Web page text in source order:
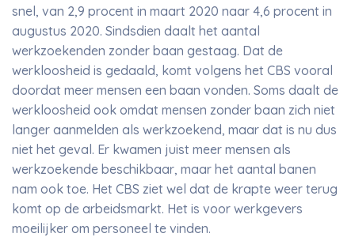
snel, van 2,9 procent in maart 2020 naar 4,6 procent in
augustus 2020. Sindsdien daalt het aantal
werkzoekenden zonder baan gestaag. Dat de
werkloosheid is gedaald, komt volgens het CBS vooral
doordat meer mensen een baan vonden. Soms daalt de
werkloosheid ook omdat mensen zonder baan zich niet
langer aanmelden als werkzoekend, maar dat is nu dus
niet het geval. Er kwamen juist meer mensen als
werkzoekende beschikbaar, maar het aantal banen
nam ook toe. Het CBS ziet wel dat de krapte weer terug
komt op de arbeidsmarkt. Het is voor werkgevers
moeilijker om personeel te vinden.